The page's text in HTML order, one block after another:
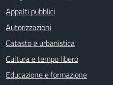
Appalti pubblici
Autorizzazioni
Catasto e urbanistica
Cultura e tempo libero
Educazione e formazione